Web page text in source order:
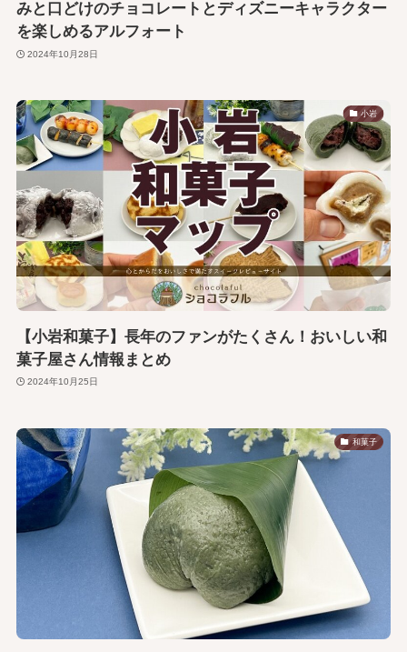
みと口どけのチョコレートとディズニーキャラクター
を楽しめるアルフォート
2024年10月28日
小岩
【小岩和菓子】長年のファンがたくさん！おいしい和
菓子屋さん情報まとめ
2024年10月25日
和菓子